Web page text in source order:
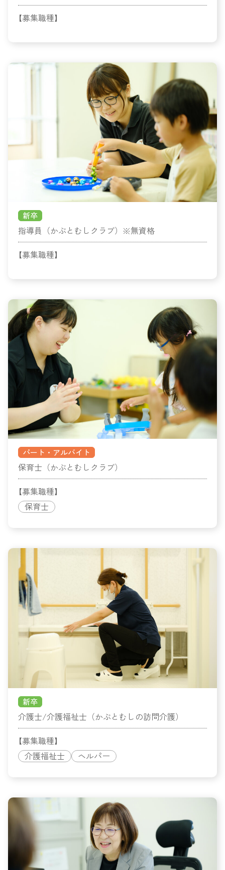
【募集職種】
新卒
指導員（かぶとむしクラブ）※無資格
【募集職種】
パート・アルバイト
保育士（かぶとむしクラブ）
【募集職種】
保育士
新卒
介護士/介護福祉士（かぶとむしの訪問介護）
【募集職種】
介護福祉士
ヘルパー